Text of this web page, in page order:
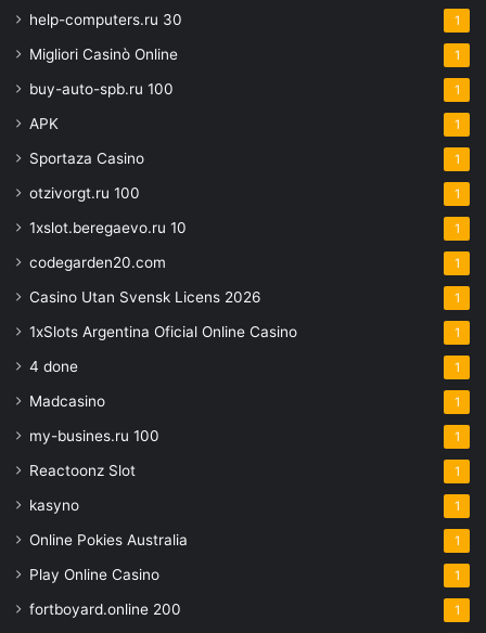
help-computers.ru 30 1
Migliori Casinò Online 1
buy-auto-spb.ru 100 1
APK 1
Sportaza Casino 1
otzivorgt.ru 100 1
1xslot.beregaevo.ru 10 1
codegarden20.com 1
Casino Utan Svensk Licens 2026 1
1xSlots Argentina Oficial Online Casino 1
4 done 1
Madcasino 1
my-busines.ru 100 1
Reactoonz Slot 1
kasyno 1
Online Pokies Australia 1
Play Online Casino 1
fortboyard.online 200 1